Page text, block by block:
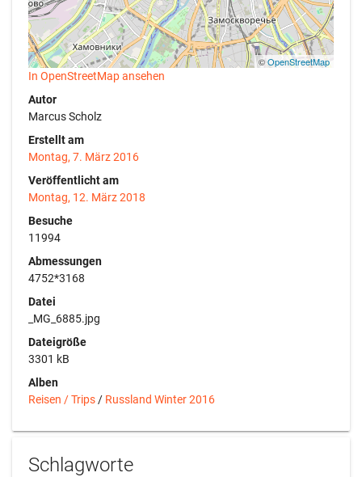
©OpenStreetMap
In OpenStreetMap ansehen
Autor
Marcus Scholz
Erstellt am
Montag, 7. März 2016
Veröffentlicht am
Montag, 12. März 2018
Besuche
11994
Abmessungen
4752*3168
Datei
_MG_6885.jpg
Dateigröße
3301 kB
Alben
Reisen / Trips / Russland Winter 2016
Schlagworte